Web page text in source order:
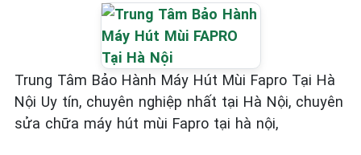
Trung Tâm Bảo Hành Máy Hút Mùi Fapro Tại Hà
Nội Uy tín, chuyên nghiệp nhất tại Hà Nội, chuyên
sửa chữa máy hút mùi Fapro tại hà nội,